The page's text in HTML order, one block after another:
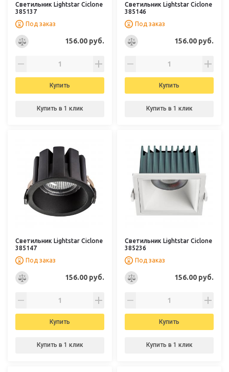
Светильник Lightstar Ciclone
385137
Под заказ
156.00 руб.
Купить
Купить в 1 клик
Светильник Lightstar Ciclone
385146
Под заказ
156.00 руб.
Купить
Купить в 1 клик
Светильник Lightstar Ciclone
385147
Под заказ
156.00 руб.
Купить
Купить в 1 клик
Светильник Lightstar Ciclone
385236
Под заказ
156.00 руб.
Купить
Купить в 1 клик